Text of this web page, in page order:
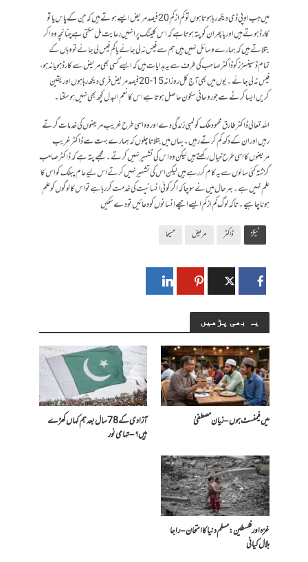
میں جب اوپی ڈی دیکھ رہا ہوتا ہوں تو کم از کم 20 فیصد مریض ایسے ہوتے ہیں کہ جن کے پاس یا تو
کارڈ ہوتے ہیں اور یا پھر ان کو پتہ ہوتا ہے کہ اس کلینک پر انہیں رعایت مل سکتی ہے چنانچہ وہ ا کر
بتلاتے ہیں کہ ہمارے وسائل نہیں ہیں ہم سے فیس نہ لی جائے یا کم فیس لی جائے تو وہاں کے
تمام ڈسپنسزز کو ڈاکٹر صاحب کی طرف سے یہ ہدایات ہیں کہ ایسے کسی بھی مریض سے کارڈ ہو یا نہ ہو،
فیس نہ لی جائے۔ یوں میں بھی آج کل روزانہ 15- 20 فیصد مریض فری دیکھ رہا ہوں اور یقین
کریں ایسا کرنے سے جو روحانی سکون حاصل ہوتا ہے اس کا نعم البدل کچھ بھی نہیں ہو سکتا۔
اللہ تعالی ڈاکٹر طارق محمود ملک کو لمبی زندگی دے اور وہ اسی طرح غریب مریضوں کی خدمات گرتے
رہیں اور ان کے دکھ کم کرتے رہیں۔ یہاں میں بتلاتا چلوں کہ ہمارے بہت سے ڈاکٹر غریب
مریضوں کا اسی طرح خیال رکھتے ہیں لیکن وہ اس کی تشہیر نہیں کرتے۔مجھے پتہ ہے کہ ڈاکٹر صاحب
گزشتہ کئی سالوں سے یہ کام کر رہے ہیں لیکن اس کی تشہیر نہیں کرتے اس لیے عام پبلک کو اس کا
علم نہیں ہے۔ بہرحال میں نے سوچا کہ اگر کوئی انسانیت کی خدمت کر رہا ہے تو اس کا لوگوں کو علم
ہونا چاہیے۔ تاکہ لوگ کم از کم ایسے اچھے انسانوں کو دعائیں تو دے سکیں
ٹیگز ڈاکٹر مریض مسیحا
یہ بھی پڑھیں
میں فیمنسٹ ہوں – زیان مصطفیٰ
آزادی کے 78 سال بعد ہم کہاں کھڑے
ہیں؟ – تہامی نور
غزہ اور فلسطین: مسلم دنیا کا امتحان – راجا
بلال کیانی